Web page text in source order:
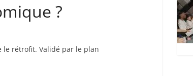
?
le rétrofit. Validé par le plan